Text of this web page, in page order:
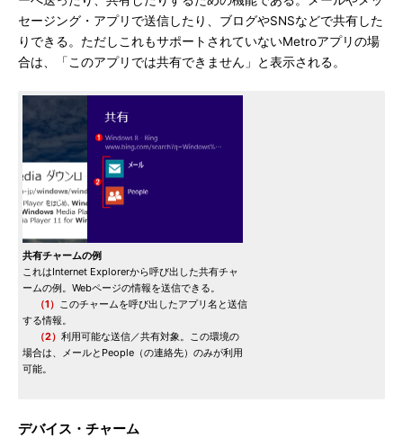
セージング・アプリで送信したり、ブログやSNSなどで共有した
りできる。ただしこれもサポートされていないMetroアプリの場
合は、「このアプリでは共有できません」と表示される。
共有チャームの例
これはInternet Explorerから呼び出した共有チャ
ームの例。Webページの情報を送信できる。
（1） このチャームを呼び出したアプリ名と送信
する情報。
（2） 利用可能な送信／共有対象。この環境の
場合は、メールとPeople（の連絡先）のみが利用
可能。
デバイス・チャーム